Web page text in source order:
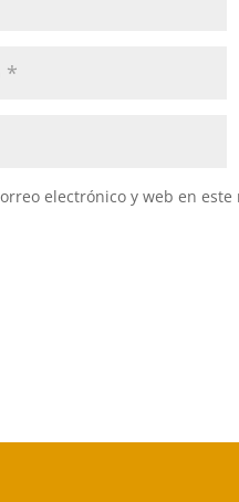
electrónico y web en